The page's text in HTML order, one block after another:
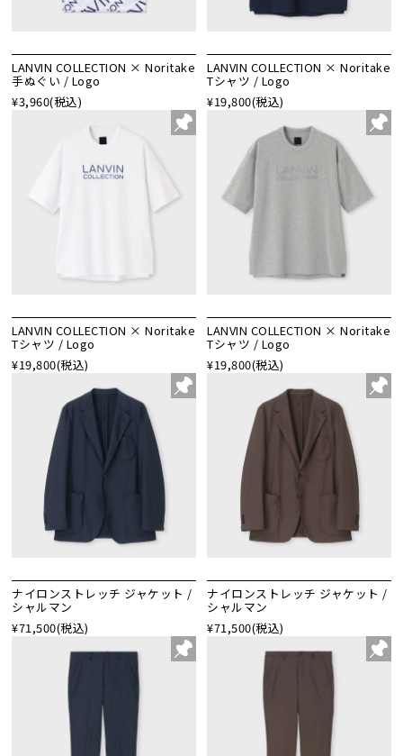
LANVIN COLLECTION × Noritake
手ぬぐい / Logo
¥3,960(税込)
LANVIN COLLECTION × Noritake
Tシャツ / Logo
¥19,800(税込)
LANVIN COLLECTION × Noritake
Tシャツ / Logo
¥19,800(税込)
LANVIN COLLECTION × Noritake
Tシャツ / Logo
¥19,800(税込)
ナイロンストレッチ ジャケット /
シャルマン
¥71,500(税込)
ナイロンストレッチ ジャケット /
シャルマン
¥71,500(税込)